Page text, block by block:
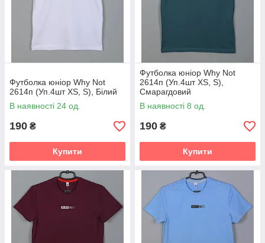
Футболка юніор Why Not
2614п (Уп.4шт XS, S), Білий
В наявності 24 од.
190 ₴
Купити
Футболка юніор Why Not
2614п (Уп.4шт XS, S),
Смарагдовий
В наявності 8 од.
190 ₴
Купити